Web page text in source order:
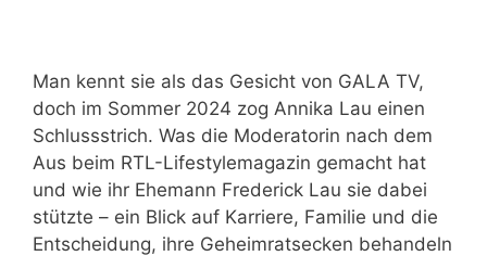
Man kennt sie als das Gesicht von GALA TV,
doch im Sommer 2024 zog Annika Lau einen
Schlussstrich. Was die Moderatorin nach dem
Aus beim RTL-Lifestylemagazin gemacht hat
und wie ihr Ehemann Frederick Lau sie dabei
stützte – ein Blick auf Karriere, Familie und die
Entscheidung, ihre Geheimratsecken behandeln